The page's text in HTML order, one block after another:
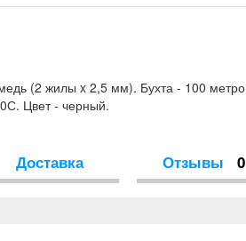
(2 жилы x 2,5 мм). Бухта - 100
Цвет - черный.
Доставка Отзывы 0